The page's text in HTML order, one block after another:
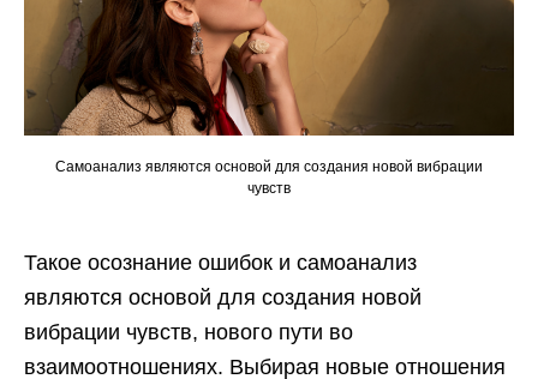
Самоанализ являются основой для создания новой вибрации
чувств
Такое осознание ошибок и самоанализ
являются основой для создания новой
вибрации чувств, нового пути во
взаимоотношениях. Выбирая новые отношения